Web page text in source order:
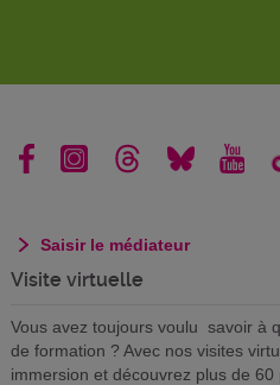
Saisir le médiateur
Visite virtuelle
Vous avez toujours voulu savoir à
de formation ? Avec nos visites
immersion et découvrez plus de 60